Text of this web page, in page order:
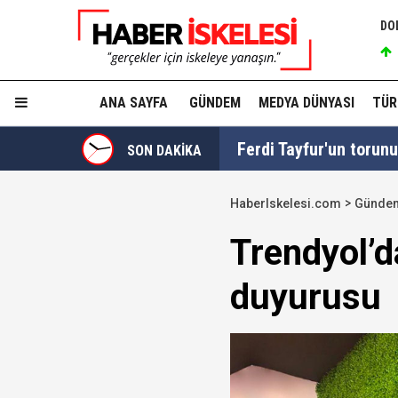
ANA SAYFA GÜNDEM MEDYA DÜNYASI
SON DAKİKA Ferdi Tayfur'un
Turhan Çömez'e
HaberIskelesi.com
duyurusu